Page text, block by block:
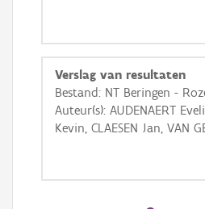
Basis Lagen
OSM-Basiskaart
GRB-Basiskaart
Verslag van resultaten
Bestand: NT Beringen -
Auteur(s): AUDENAERT
Kevin, CLAESEN Jan, VAN